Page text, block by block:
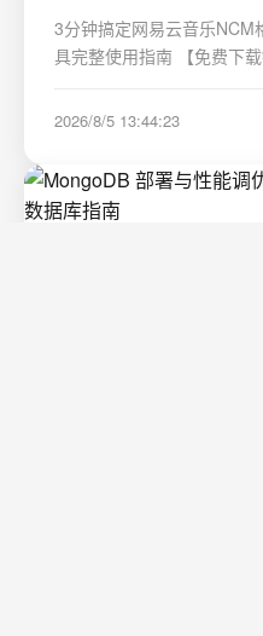
3分钟搞定网易云音乐
具完整使用指南 【免费下载链接
遇到过这样的情况&#xff1a;
2026/8/5 13:44:23